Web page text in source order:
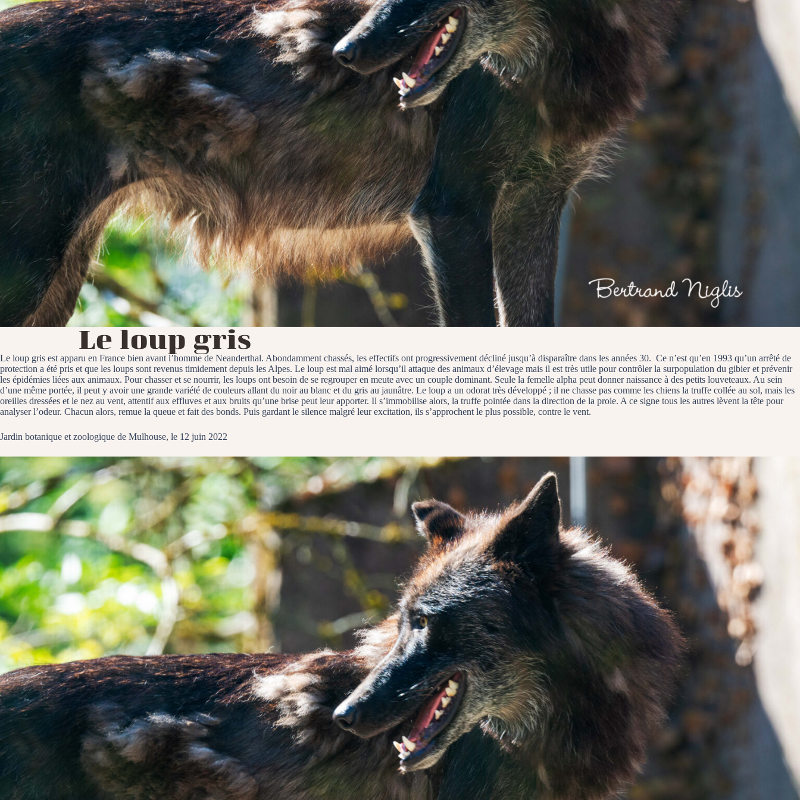
Le loup gris
Le loup gris est apparu en France bien avant l’homme de Neanderthal. Abondamment chassés, les effectifs ont progressivement décliné jusqu’à disparaître dans les années 30. Ce n’est qu’en 1993 qu’un arrêté de
protection a été pris et que les loups sont revenus timidement depuis les Alpes. Le loup est mal aimé lorsqu’il attaque des animaux d’élevage mais il est très utile pour contrôler la surpopulation du gibier et prévenir
les épidémies liées aux animaux. Pour chasser et se nourrir, les loups ont besoin de se regrouper en meute avec un couple dominant. Seule la femelle alpha peut donner naissance à des petits louveteaux. Au sein
d’une même portée, il peut y avoir une grande variété de couleurs allant du noir au blanc et du gris au jaunâtre. Le loup a un odorat très développé ; il ne chasse pas comme les chiens la truffe collée au sol, mais les
oreilles dressées et le nez au vent, attentif aux effluves et aux bruits qu’une brise peut leur apporter. Il s’immobilise alors, la truffe pointée dans la direction de la proie. A ce signe tous les autres lèvent la tête pour
analyser l’odeur. Chacun alors, remue la queue et fait des bonds. Puis gardant le silence malgré leur excitation, ils s’approchent le plus possible, contre le vent.
Jardin botanique et zoologique de Mulhouse, le 12 juin 2022